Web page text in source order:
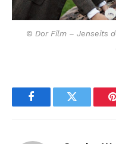
© Dor Film – Jenseits
FacebookTwitter